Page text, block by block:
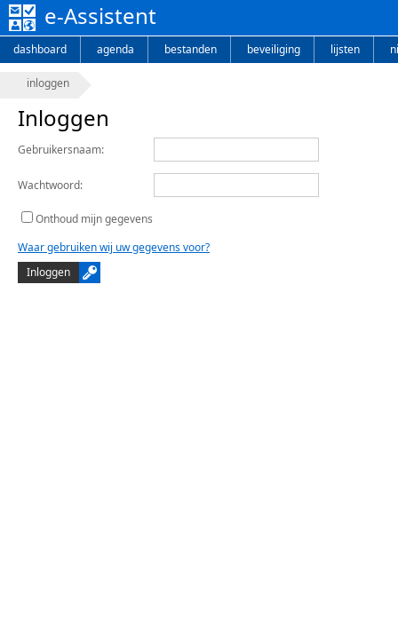
e-Assistent
dashboard agenda bestanden beveiliging lijsten
inloggen
Inloggen
Gebruikersnaam:
Wachtwoord:
Onthoud mijn gegevens
Waar gebruiken wij uw gegevens voor?